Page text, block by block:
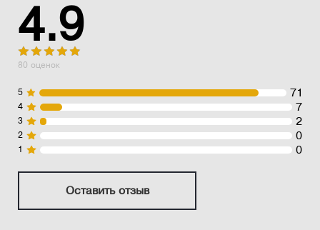
4.9
80 оценок
5 71
4 7
3 2
2 0
1 0
Оставить отзыв